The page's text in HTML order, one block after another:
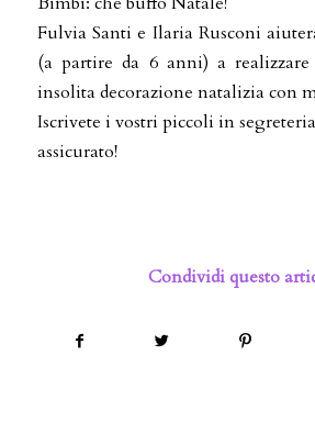
Fulvia Santi e Ilaria Rusconi
(a partire da 6 anni) a
insolita decorazione natalizia con
Iscrivete i vostri piccoli in
assicurato!
Condividi questo